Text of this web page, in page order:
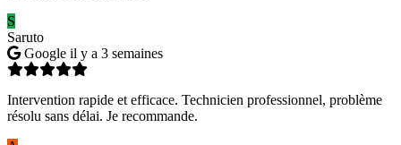
S
Saruto
Google il y a 3 semaines
Intervention rapide et efficace. Technicien professionnel, problème
résolu sans délai. Je recommande.